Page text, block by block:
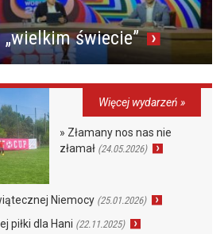
świecie”
Więcej wydarzeń »
» Złamany nos nas nie
złamał (24.05.2026)
Niemocy (25.01.2026)
piłki dla Hani (22.11.2025)